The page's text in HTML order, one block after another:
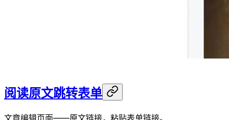
阅读原文跳转表单
文章编辑页面——原文链接，粘贴表单链接。